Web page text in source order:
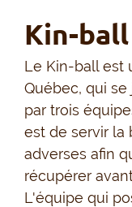
Kin-ball
Le Kin-ball est
Québec, qui
par trois
est de servir la
adverses afin
récupérer
L'équipe qui